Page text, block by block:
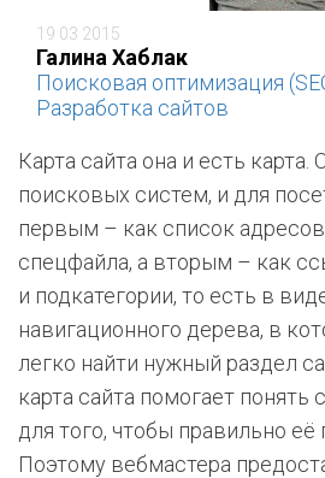
19 03 2015
Галина Хаблак
Поисковая оптимизация
Разработка сайтов
Карта сайта она и есть карта.
поисковых систем, и для
первым – как список
спецфайла, а вторым – как
и подкатегории, то есть в
навигационного дерева, в
легко найти нужный раздел
карта сайта помогает понять
для того, чтобы правильно её
Поэтому вебмастера